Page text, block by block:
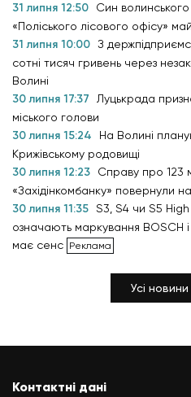
31 липня 12:50
Син
«Поліського лісового офісу»
31 липня 10:00 З
сотні тисяч гривень через
Волині
30 липня 17:37
Луцькрада
міського голови
30 липня 15:24
На Волині
Крижівському родовищі
30 липня 12:23
Справу про 123
«Західінкомбанку» повернули
30 липня 11:35 S3, S4 чи S5
означають маркування BOSCH
має сенс
Усі
Контактні дані